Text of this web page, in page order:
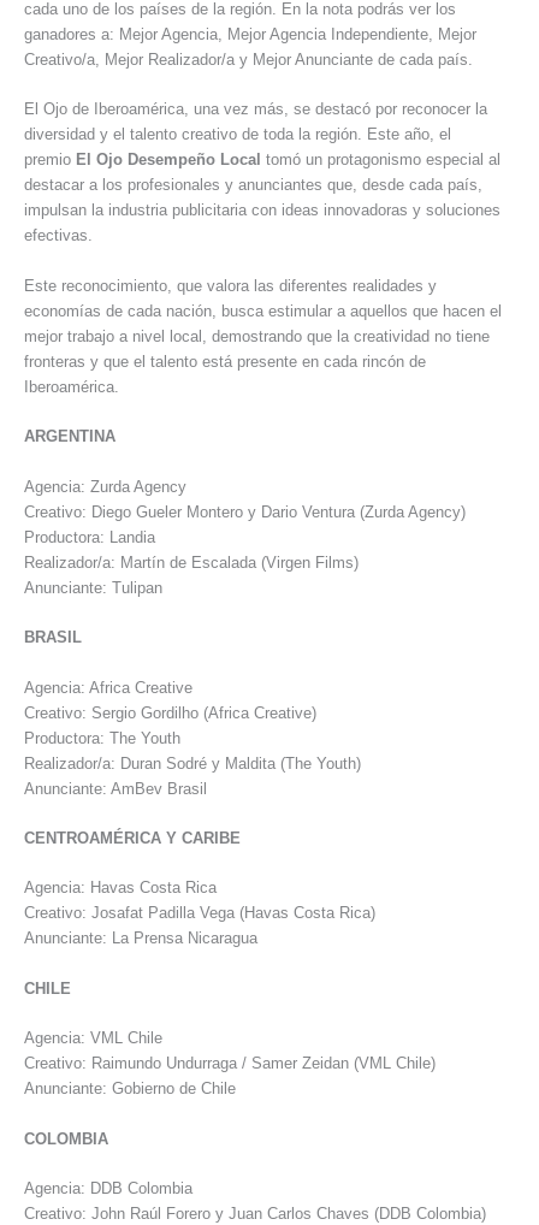
cada uno de los países de la región. En la nota podrás ver los
ganadores a: Mejor Agencia, Mejor Agencia Independiente, Mejor
Creativo/a, Mejor Realizador/a y Mejor Anunciante de cada país.
El Ojo de Iberoamérica, una vez más, se destacó por reconocer la
diversidad y el talento creativo de toda la región. Este año, el
premio El Ojo Desempeño Local tomó un protagonismo especial al
destacar a los profesionales y anunciantes que, desde cada país,
impulsan la industria publicitaria con ideas innovadoras y soluciones
efectivas.
Este reconocimiento, que valora las diferentes realidades y
economías de cada nación, busca estimular a aquellos que hacen el
mejor trabajo a nivel local, demostrando que la creatividad no tiene
fronteras y que el talento está presente en cada rincón de
Iberoamérica.
ARGENTINA
Agencia: Zurda Agency
Creativo: Diego Gueler Montero y Dario Ventura (Zurda Agency)
Productora: Landia
Realizador/a: Martín de Escalada (Virgen Films)
Anunciante: Tulipan
BRASIL
Agencia: Africa Creative
Creativo: Sergio Gordilho (Africa Creative)
Productora: The Youth
Realizador/a: Duran Sodré y Maldita (The Youth)
Anunciante: AmBev Brasil
CENTROAMÉRICA Y CARIBE
Agencia: Havas Costa Rica
Creativo: Josafat Padilla Vega (Havas Costa Rica)
Anunciante: La Prensa Nicaragua
CHILE
Agencia: VML Chile
Creativo: Raimundo Undurraga / Samer Zeidan (VML Chile)
Anunciante: Gobierno de Chile
COLOMBIA
Agencia: DDB Colombia
Creativo: John Raúl Forero y Juan Carlos Chaves (DDB Colombia)